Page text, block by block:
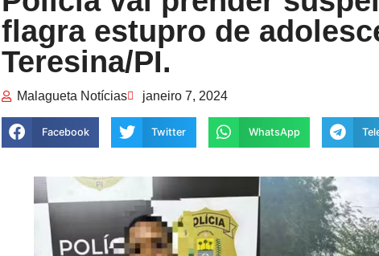
flagra estupro de
Teresina/PI.
Malagueta Notícias janeiro 7, 2024
Facebook Twitter WhatsApp